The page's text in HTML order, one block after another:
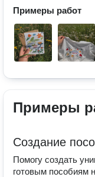
Примеры работ
Примеры
Создание
Помогу создать
готовым пособиям